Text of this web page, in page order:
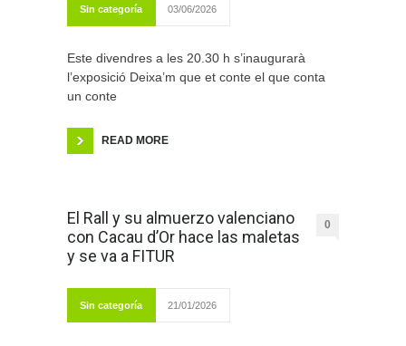
Sin categoría 03/06/2026
Este divendres a les 20.30 h s’inaugurarà
l’exposició Deixa’m que et conte el que conta
un conte
READ MORE
El Rall y su almuerzo valenciano
con Cacau d’Or hace las maletas
y se va a FITUR
0
Sin categoría 21/01/2026